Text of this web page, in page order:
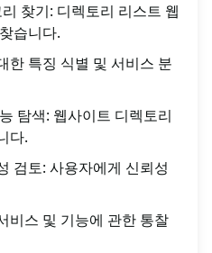
찾기: 디렉토리 리스트 웹
습니다.
한 특징 식별 및 서비스 분
탐색: 웹사이트 디렉토리
다.
검토: 사용자에게 신뢰성
비스 및 기능에 관한 통찰